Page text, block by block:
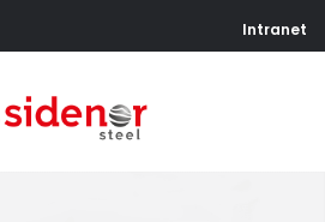
Intranet